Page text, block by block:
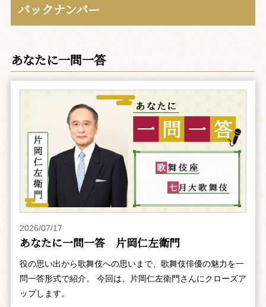
バックナンバー
あなたに一問一答
2026/07/17
あなたに一問一答 片岡仁左衛門
役の思い出から歌舞伎への思いまで、歌舞伎俳優の魅力を一
問一答形式で紹介。 今回は、片岡仁左衛門さんにクローズア
ップします。